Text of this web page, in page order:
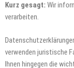
Kurz gesagt: Wir
verarbeiten.
verwenden juristische
Ihnen hingegen die